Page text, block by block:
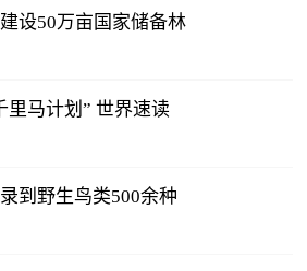
设50万亩国家储备林
里马计划” 世界速读
到野生鸟类500余种